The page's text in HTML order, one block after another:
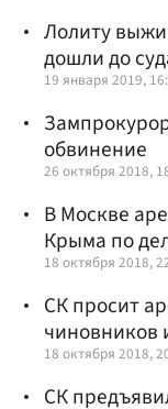
Лолиту
дошли до
19 января 2019,
обвинение
26 октября 2018,
В Москве
Крыма по
18 октября 2018,
СК просит
чиновников
18 октября 2018,
СК